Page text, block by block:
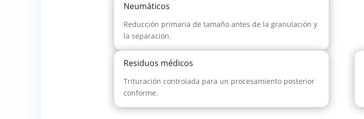
Neumáticos
Reducción primaria de tamaño antes de la granulación y
la separación.
Residuos médicos
Trituración controlada para un procesamiento posterior
conforme.